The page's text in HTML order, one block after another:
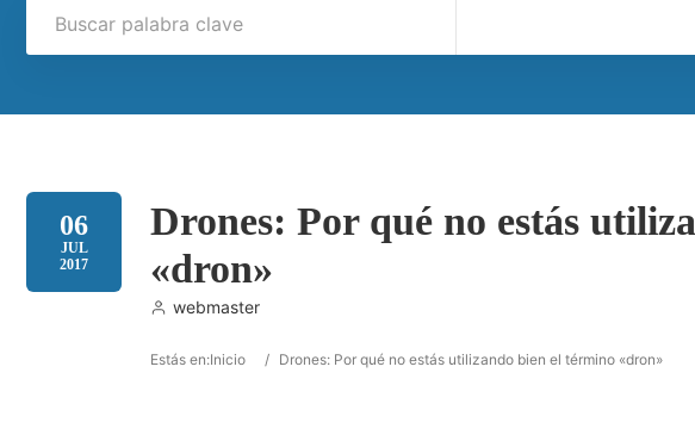
06
JUL
2017
Drones: Por qué no estás
«dron»
webmaster
Estás en:Inicio / Drones: Por qué no estás utilizando bien el término «dron»